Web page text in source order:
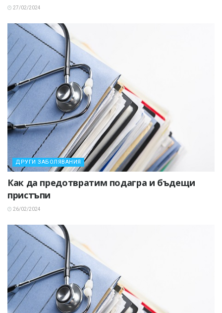
27/02/2024
ДРУГИ ЗАБОЛЯВАНИЯ
Как да предотвратим подагра и бъдещи
пристъпи
26/02/2024